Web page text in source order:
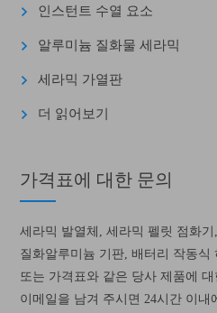
인스턴트 수열 요소
알루미늄 질화물 세라믹
세라믹 가열판
더 읽어보기
가격표에 대한 문의
세라믹 발열체, 세라믹 펠릿 점화
질화알루미늄 기판, 배터리 작동식
또는 가격표와 같은 당사 제품에
이메일을 남겨 주시면 24시간 이내